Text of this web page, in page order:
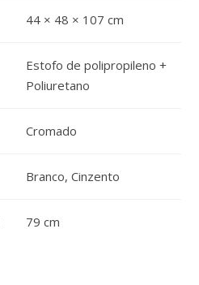
44 × 48 × 107 cm
Estofo de polipropileno +
Poliuretano
Cromado
Branco, Cinzento
79 cm